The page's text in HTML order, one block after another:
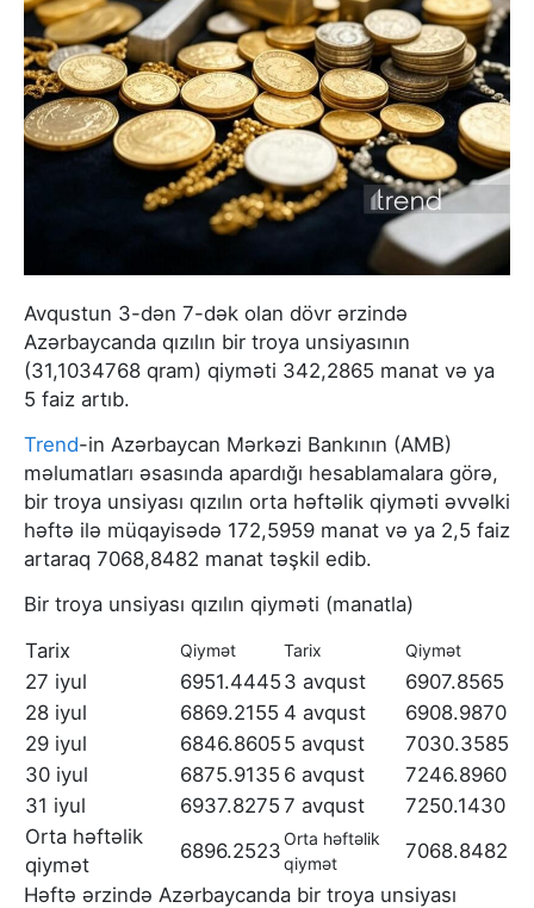
Avqustun 3-dən 7-dək olan dövr ərzində
Azərbaycanda qızılın bir troya unsiyasının
(31,1034768 qram) qiyməti 342,2865 manat və ya
5 faiz artıb.
Trend-in Azərbaycan Mərkəzi Bankının (AMB)
məlumatları əsasında apardığı hesablamalara görə,
bir troya unsiyası qızılın orta həftəlik qiyməti əvvəlki
həftə ilə müqayisədə 172,5959 manat və ya 2,5 faiz
artaraq 7068,8482 manat təşkil edib.
Bir troya unsiyası qızılın qiyməti (manatla)
Tarix
Qiymət Tarix Qiymət
27 iyul 6951.4445 3 avqust
6907.8565
28 iyul
6869.2155 4 avqust
6908.9870
29 iyul
6846.8605 5 avqust
7030.3585
30 iyul
6875.9135 6 avqust
7246.8960
31 iyul
6937.8275 7 avqust
7250.1430
Orta həftəlik
qiymət
6896.2523
Orta həftəlik
qiymət
7068.8482
Həftə ərzində Azərbaycanda bir troya unsiyası